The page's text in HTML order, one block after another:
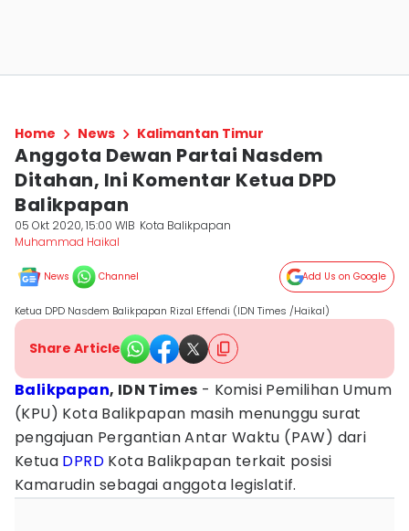
Home News Kalimantan Timur
Anggota Dewan Partai Nasdem
Ditahan, Ini Komentar Ketua DPD
Balikpapan
05 Okt 2020, 15:00 WIB Kota Balikpapan
Muhammad Haikal
News Channel Add Us on Google
Ketua DPD Nasdem Balikpapan Rizal Effendi (IDN Times /Haikal)
Share Article
Balikpapan, IDN Times - Komisi Pemilihan Umum
(KPU) Kota Balikpapan masih menunggu surat
pengajuan Pergantian Antar Waktu (PAW) dari
Ketua DPRD Kota Balikpapan terkait posisi
Kamarudin sebagai anggota legislatif.